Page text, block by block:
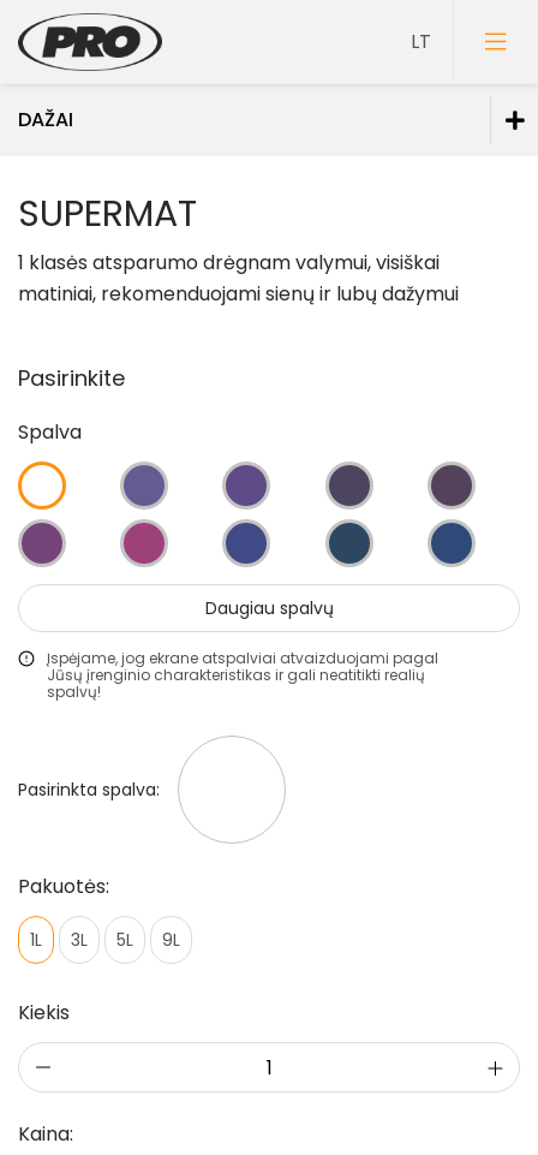
DAŽAI
Dažai luboms
Dažai metalui
Dažai mineraliniams fasadams
Specialios paskirties dažai
Gruntai
Glaistai
Lakai
Klijai
Mozaikiniai tinkai
Struktūriniai tinkai
Dekoravimo glaistai
Statybiniai sandarikliai
Spec. paskirties priemonės
Darbo priemonės
Pristatymo taisyklės
SUPERMAT
1 klasės atsparumo drėgnam valymui, visiškai
matiniai, rekomenduojami sienų ir lubų dažymui
Pasirinkite
Spalva
Daugiau spalvų
Įspėjame, jog ekrane atspalviai atvaizduojami pagal
Jūsų įrenginio charakteristikas ir gali neatitikti realių
spalvų!
Pasirinkta spalva:
Pakuotės:
1L 3L 5L 9L
Kiekis
Kaina: